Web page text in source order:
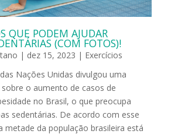
QUE PODEM AJUDAR
(COM FOTOS)!
| dez 15, 2023 | Exercícios
Nações Unidas divulgou uma
o aumento de casos de
no Brasil, o que preocupa
sedentárias. De acordo com esse
metade da população brasileira está